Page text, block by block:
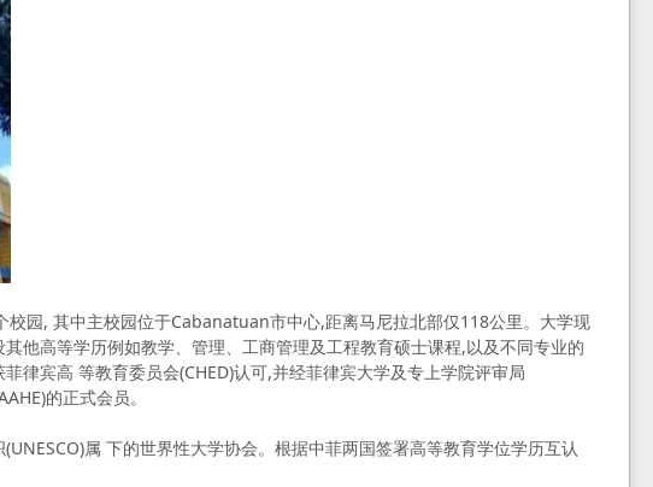
, 其中主校园位于Cabanatuan市中心,距离马尼拉北部仅118公里。大学现
他高等学历例如教学、管理、工商管理及工程教育硕士课程,以及不同专业的
律宾高 等教育委员会(CHED)认可,并经菲律宾大学及专上学院评审局
的正式会员。
属 下的世界性大学协会。根据中菲两国签署高等教育学位学历互认